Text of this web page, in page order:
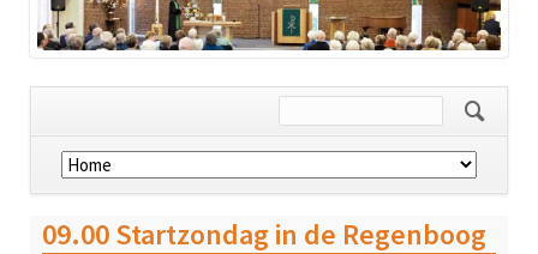
Navigatie
overslaan
09.00 Startzondag in de Regenboog